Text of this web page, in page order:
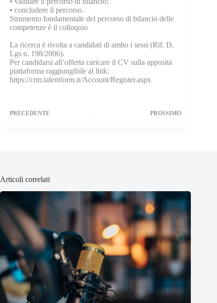
• concludere il percorso.
Strumento fondamentale del percorso di bilancio delle
competenze è il colloquio
La ricerca è rivolta a candidati di ambo i sessi (Rif. D.
Lgs n. 198/2006).
Per candidarsi all’offerta caricare il CV sulla apposita
piattaforma raggiungibile al link:
https://crm.talentform.it/Account/Register.aspx
PRECEDENTE PROSSIMO
Articoli correlati